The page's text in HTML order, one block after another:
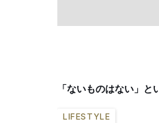
「ないものはない」
LIFESTYLE